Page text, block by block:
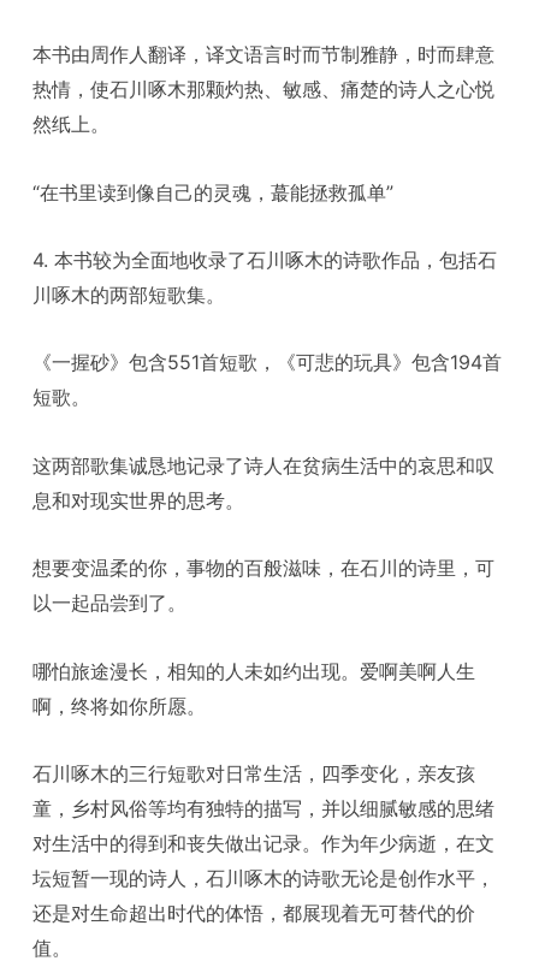
本书由周作人翻译，译文语言时而节制雅静，时而肆意
热情，使石川啄木那颗灼热、敏感、痛楚的诗人之心悦
然纸上。
“在书里读到像自己的灵魂，蕞能拯救孤单”
4. 本书较为全面地收录了石川啄木的诗歌作品，包括石
川啄木的两部短歌集。
《一握砂》包含551首短歌，《可悲的玩具》包含194首
短歌。
这两部歌集诚恳地记录了诗人在贫病生活中的哀思和叹
息和对现实世界的思考。
想要变温柔的你，事物的百般滋味，在石川的诗里，可
以一起品尝到了。
哪怕旅途漫长，相知的人未如约出现。爱啊美啊人生
啊，终将如你所愿。
石川啄木的三行短歌对日常生活，四季变化，亲友孩
童，乡村风俗等均有独特的描写，并以细腻敏感的思绪
对生活中的得到和丧失做出记录。作为年少病逝，在文
坛短暂一现的诗人，石川啄木的诗歌无论是创作水平，
还是对生命超出时代的体悟，都展现着无可替代的价
值。